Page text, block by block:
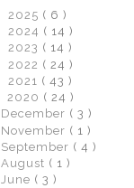
2025 ( 6 )
2024 ( 14 )
2023 ( 14 )
2022 ( 24 )
2021 ( 43 )
2020 ( 24 )
December ( 3 )
November ( 1 )
September ( 4 )
August ( 1 )
June ( 3 )